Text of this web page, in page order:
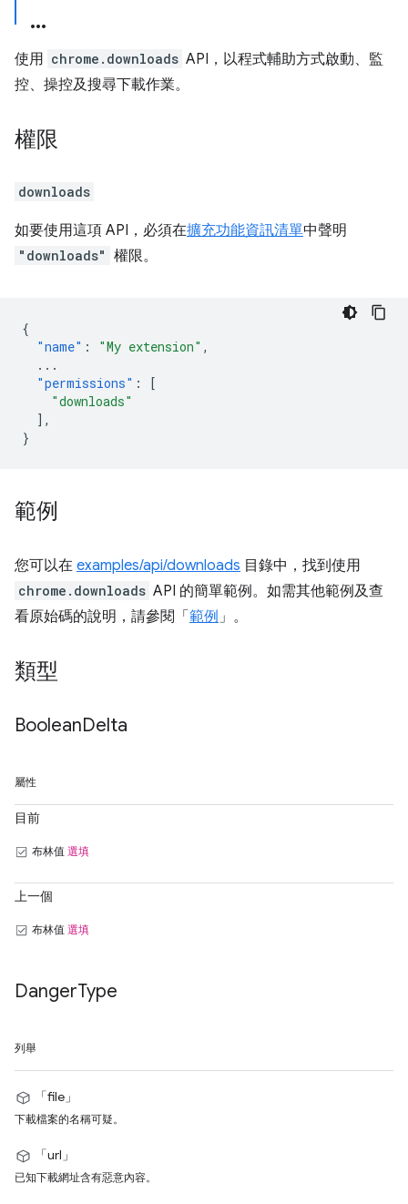
使用 chrome.downloads API，以程式輔助方式啟動、監
控、操控及搜尋下載作業。
權限
downloads
如要使用這項 API，必須在擴充功能資訊清單中聲明
"downloads" 權限。
{
"name" : "My extension" ,
...
"permissions" :
[
"downloads"
],
}
範例
您可以在 examples/api/downloads 目錄中，找到使用
chrome.downloads API 的簡單範例。如需其他範例及查
看原始碼的說明，請參閱「 範例 」。
類型
BooleanDelta
屬性
目前
布林值 選填
上一個
布林值 選填
DangerType
列舉
「file」
下載檔案的名稱可疑。
「url」
已知下載網址含有惡意內容。